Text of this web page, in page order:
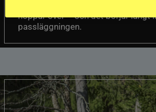
hoppar över – och det börjar långt
passläggningen.